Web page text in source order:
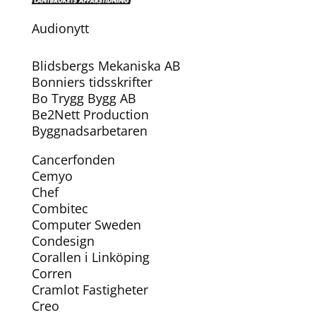
Audionytt
Blidsbergs Mekaniska AB
Bonniers tidsskrifter
Bo Trygg Bygg AB
Be2Nett Production
Byggnadsarbetaren
Cancerfonden
Cemyo
Chef
Combitec
Computer Sweden
Condesign
Corallen i Linköping
Corren
Cramlot Fastigheter
Creo